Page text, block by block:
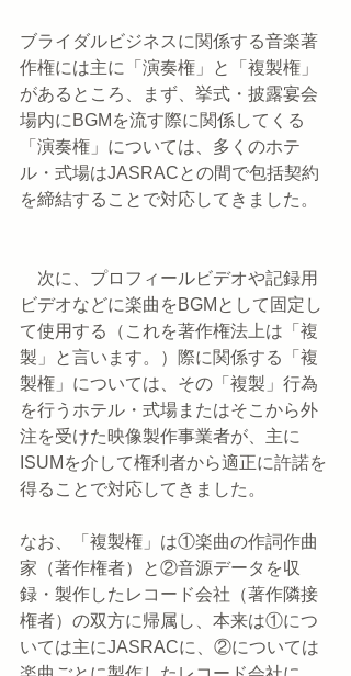
ブライダルビジネスに関係する音楽著
作権には主に「演奏権」と「複製権」
があるところ、まず、挙式・披露宴会
場内にBGMを流す際に関係してくる
「演奏権」については、多くのホテ
ル・式場はJASRACとの間で包括契約
を締結することで対応してきました。
次に、プロフィールビデオや記録用
ビデオなどに楽曲をBGMとして固定し
て使用する（これを著作権法上は「複
製」と言います。）際に関係する「複
製権」については、その「複製」行為
を行うホテル・式場またはそこから外
注を受けた映像製作事業者が、主に
ISUMを介して権利者から適正に許諾を
得ることで対応してきました。
なお、「複製権」は①楽曲の作詞作曲
家（著作権者）と②音源データを収
録・製作したレコード会社（著作隣接
権者）の双方に帰属し、本来は①につ
いては主にJASRACに、②については